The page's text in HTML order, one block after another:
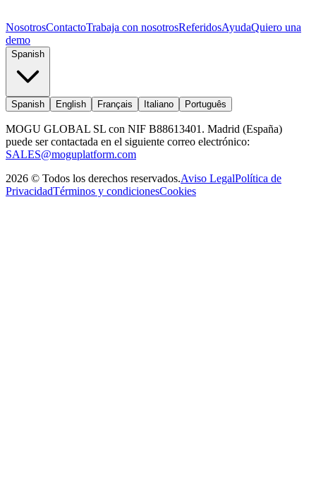
NosotrosContactoTrabaja con nosotrosReferidosAyudaQuiero una
demo
Spanish
Spanish English Français Italiano Português
MOGU GLOBAL SL con NIF B88613401. Madrid (España)
puede ser contactada en el siguiente correo electrónico:
SALES@moguplatform.com
2026 © Todos los derechos reservados.Aviso LegalPolítica de
PrivacidadTérminos y condicionesCookies